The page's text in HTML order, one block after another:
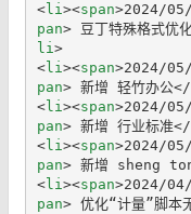
<li><span>2024/
pan> 豆丁特殊格式优
li>
<li><span>2024/
pan> 新增 轻竹办公</
<li><span>2024/
pan> 新增 行业标准</
<li><span>2024/
pan> 新增 sheng
<li><span>2024/
pan> 优化“计量”脚本